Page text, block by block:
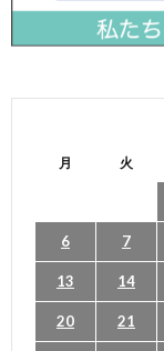
月 火
6 7
13 14
20 21